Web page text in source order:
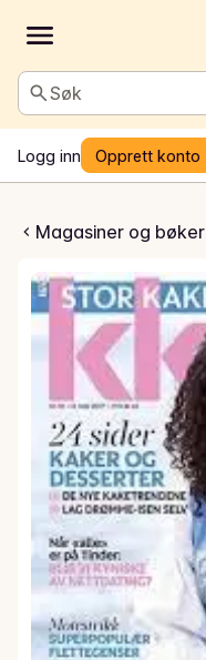
Søk
Logg inn Opprett konto
Magasiner og bøker
KK